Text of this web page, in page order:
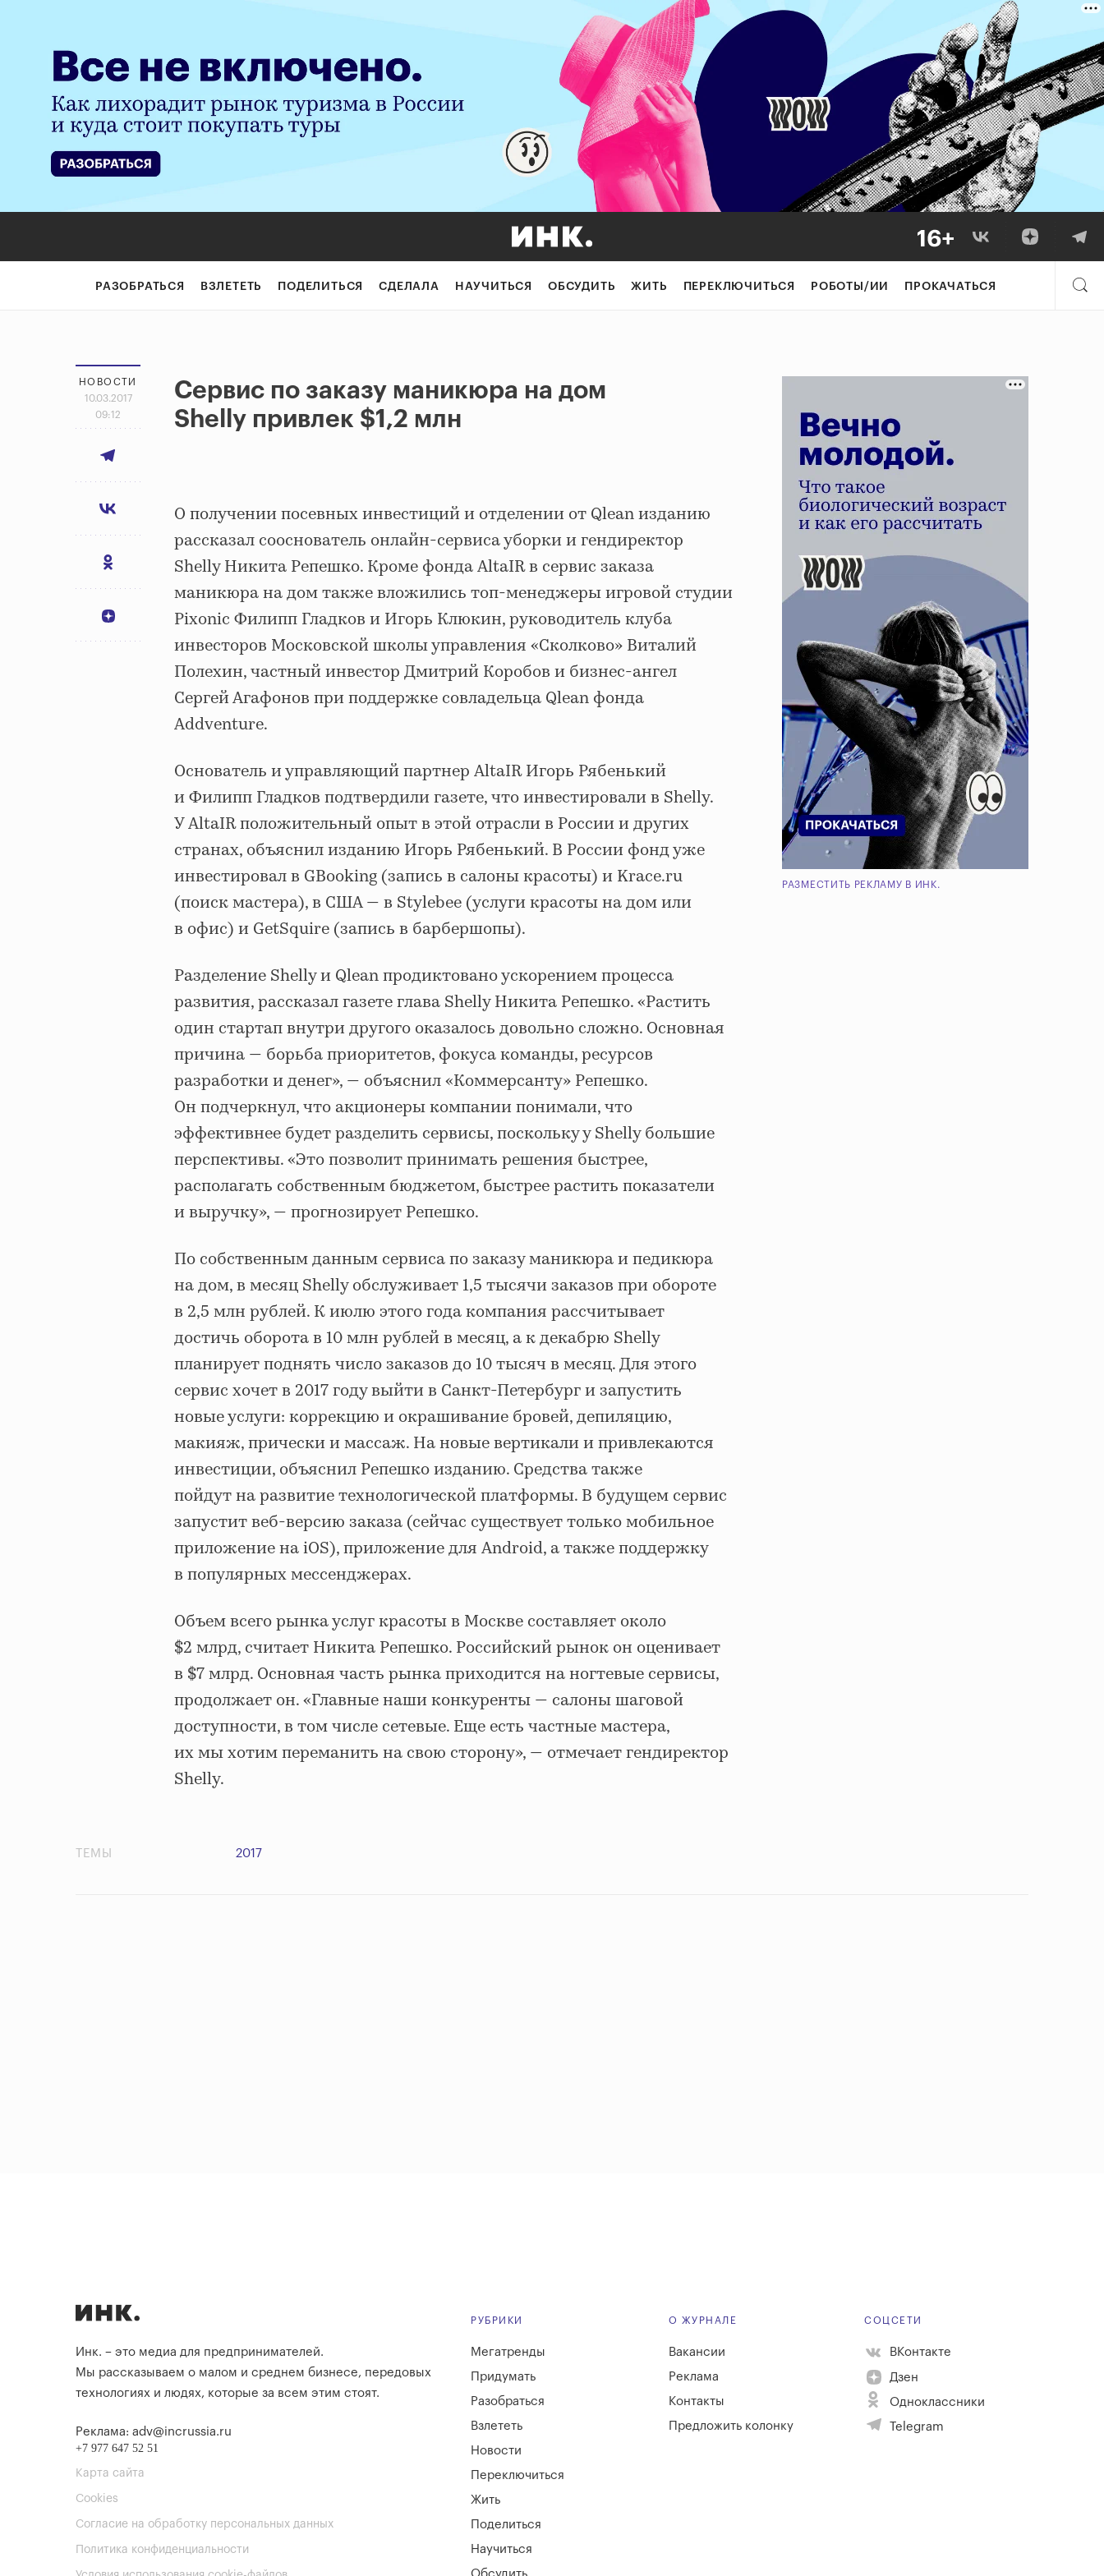
РАЗОБРАТЬСЯ ВЗЛЕТЕТЬ ПОДЕЛИТЬСЯ СДЕЛАЛА НАУЧИТЬСЯ ОБСУДИТЬ ЖИТЬ ПЕРЕКЛЮЧИТЬСЯ РОБОТЫ/ИИ ПРОКАЧАТЬСЯ
НОВОСТИ
10.03.2017
09:12
Сервис по заказу маникюра на дом
Shelly привлек $1,2 млн
О получении посевных инвестиций и отделении от Qlean изданию
рассказал сооснователь онлайн-сервиса уборки и гендиректор
Shelly Никита Репешко. Кроме фонда AltaIR в сервис заказа
маникюра на дом также вложились топ-менеджеры игровой студии
Pixonic Филипп Гладков и Игорь Клюкин, руководитель клуба
инвесторов Московской школы управления «Сколково» Виталий
Полехин, частный инвестор Дмитрий Коробов и бизнес-ангел
Сергей Агафонов при поддержке совладельца Qlean фонда
Addventure.
Основатель и управляющий партнер AltaIR Игорь Рябенький
и Филипп Гладков подтвердили газете, что инвестировали в Shelly.
У AltaIR положительный опыт в этой отрасли в России и других
странах, объяснил изданию Игорь Рябенький. В России фонд уже
инвестировал в GBooking (запись в салоны красоты) и Krace.ru
(поиск мастера), в США — в Stylebee (услуги красоты на дом или
в офис) и GetSquire (запись в барбершопы).
Разделение Shelly и Qlean продиктовано ускорением процесса
развития, рассказал газете глава Shelly Никита Репешко. «Растить
один стартап внутри другого оказалось довольно сложно. Основная
причина — борьба приоритетов, фокуса команды, ресурсов
разработки и денег», — объяснил «Коммерсанту» Репешко.
Он подчеркнул, что акционеры компании понимали, что
эффективнее будет разделить сервисы, поскольку у Shelly большие
перспективы. «Это позволит принимать решения быстрее,
располагать собственным бюджетом, быстрее растить показатели
и выручку», — прогнозирует Репешко.
По собственным данным сервиса по заказу маникюра и педикюра
на дом, в месяц Shelly обслуживает 1,5 тысячи заказов при обороте
в 2,5 млн рублей. К июлю этого года компания рассчитывает
достичь оборота в 10 млн рублей в месяц, а к декабрю Shelly
планирует поднять число заказов до 10 тысяч в месяц. Для этого
сервис хочет в 2017 году выйти в Санкт-Петербург и запустить
новые услуги: коррекцию и окрашивание бровей, депиляцию,
макияж, прически и массаж. На новые вертикали и привлекаются
инвестиции, объяснил Репешко изданию. Средства также
пойдут на развитие технологической платформы. В будущем сервис
запустит веб-версию заказа (сейчас существует только мобильное
приложение на iOS), приложение для Android, а также поддержку
в популярных мессенджерах.
Объем всего рынка услуг красоты в Москве составляет около
$2 млрд, считает Никита Репешко. Российский рынок он оценивает
в $7 млрд. Основная часть рынка приходится на ногтевые сервисы,
продолжает он. «Главные наши конкуренты — салоны шаговой
доступности, в том числе сетевые. Еще есть частные мастера,
их мы хотим переманить на свою сторону», — отмечает гендиректор
Shelly.
РАЗМЕСТИТЬ РЕКЛАМУ В ИНК.
ТЕМЫ 2017
Инк. – это медиа для предпринимателей.
Мы рассказываем о малом и среднем бизнесе, передовых
технологиях и людях, которые за всем этим стоят.
Реклама: adv@incrussia.ru
+7 977 647 52 51
Карта сайта
Cookies
Согласие на обработку персональных данных
Политика конфиденциальности
РУБРИКИ
Мегатренды
Придумать
Разобраться
Взлететь
Новости
Переключиться
Жить
Поделиться
Научиться
О ЖУРНАЛЕ
Вакансии
Реклама
Контакты
Предложить колонку
СОЦСЕТИ
ВКонтакте
Дзен
Одноклассники
Telegram